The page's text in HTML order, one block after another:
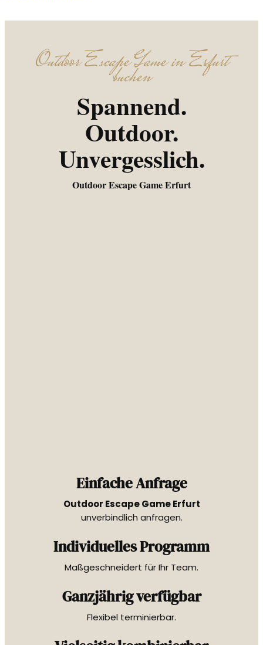
Outdoor Escape Game in Erfurt
buchen
Spannend.
Outdoor.
Unvergesslich.
Outdoor Escape Game Erfurt
Einfache Anfrage
Outdoor Escape Game Erfurt
unverbindlich anfragen.
Individuelles Programm
Maßgeschneidert für Ihr Team.
Ganzjährig verfügbar
Flexibel terminierbar.